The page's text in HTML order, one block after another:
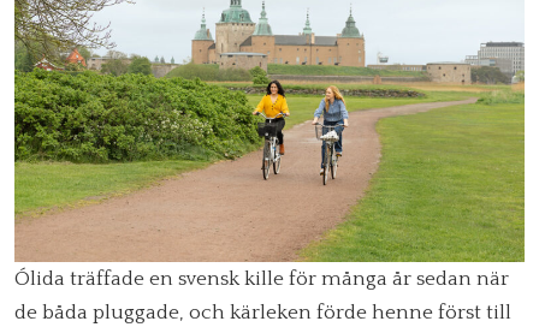
Ólida träffade en svensk kille för många år sedan när
de båda pluggade, och kärleken förde henne först till